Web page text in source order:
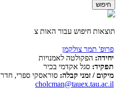
תוצאות חיפוש עבור האות צ
פרופ' תמר צולקמן
יחידה: הפקולטה לאמנויות
תפקיד: סגל אקדמי בכיר
מיקום / זמני קבלה: סוראסקי ספרי, חדר 6
cholcman@tauex.tau.ac.il